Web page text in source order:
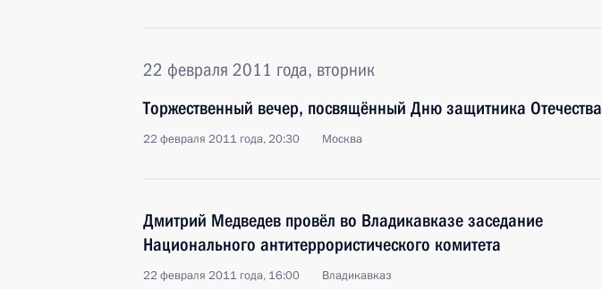
22 февраля 2011 года, вторник
Торжественный вечер, посвящённый Дню защитника Отечества
22 февраля 2011 года, 20:30 Москва
Дмитрий Медведев провёл во Владикавказе заседание
Национального антитеррористического комитета
22 февраля 2011 года, 16:00 Владикавказ